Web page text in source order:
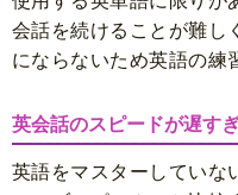
会話を続けることが難し
にならないため英語の練
英会話のスピードが遅す
英語をマスターしていな